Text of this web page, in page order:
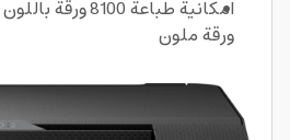
ورقة ملون